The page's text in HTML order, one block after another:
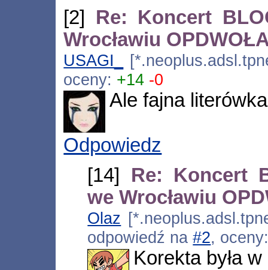
[2] Re: Koncert
Wrocławiu
USAGI_
oceny: +14 -0
Ale fajna
Odpowiedz
[14] Re: Koncert
we Wrocławiu
Olaz
odpowiedź na#2,
Korekta była